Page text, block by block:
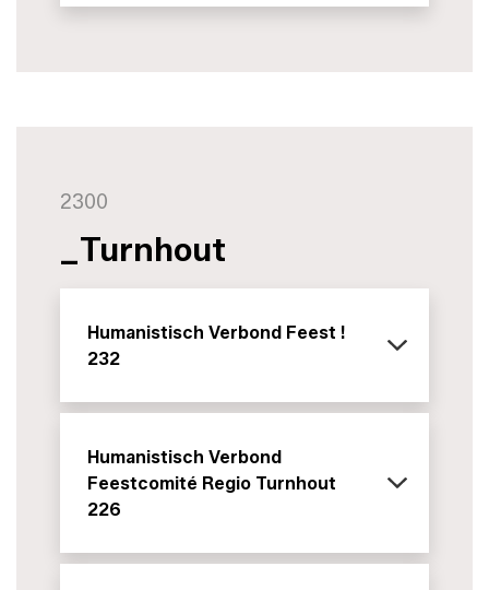
2300
_Turnhout
Humanistisch Verbond Feest !
232
Humanistisch Verbond
Feestcomité Regio Turnhout
226